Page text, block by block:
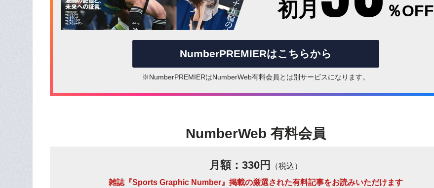
初月 ％OFF
NumberPREMIERはこちらから
※NumberPREMIERはNumberWeb有料会員とは別サービスになります。
NumberWeb 有料会員
月額：330円
（税込）
雑誌『Sports Graphic Number』掲載の厳選された有料記事をお読みいただけます